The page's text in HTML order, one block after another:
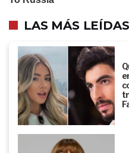
LAS MÁS LEÍDAS